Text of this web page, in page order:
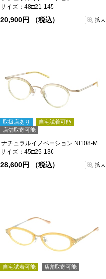
サイズ：48□21-145
20,900円 （税込） 拡大
取扱店あり
自宅試着可能
店舗取寄可能
サイズ：45□25-136
28,600円 （税込） 拡大
自宅試着可能 店舗取寄可能